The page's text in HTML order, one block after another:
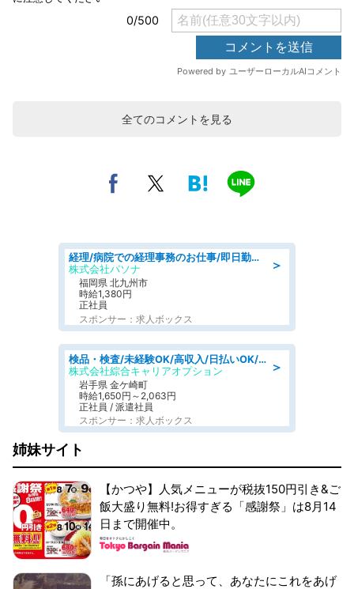
全てのコメントを見る
＞
経理/病院での経理事務のお仕事/即日勤務可/車通勤可/経理/一般事務
株式会社パソナ
福岡県 北九州市
時給1,380円
正社員
スポンサー：求人ボックス
＞
検品・検査/未経験OK/高収入/日払いOK/交替制/20・30・40代活躍中
株式会社綜合キャリアオプション
岩手県 金ケ崎町
時給1,650円～2,063円
正社員 / 派遣社員
スポンサー：求人ボックス
姉妹サイト
【かつや】人気メニューが税抜150円引き&ご
飯大盛り無料!お得すぎる「感謝祭」は8月14
日まで開催中。
「孫にあげると思って、あなたにこれをあげ